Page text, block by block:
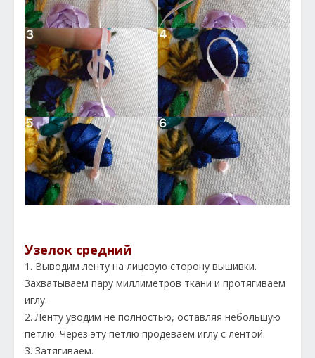
Узелок средний
1. Выводим ленту на лицевую сторону вышивки.
Захватываем пару миллиметров ткани и протягиваем
иглу.
2. Ленту уводим не полностью, оставляя небольшую
петлю. Через эту петлю продеваем иглу с лентой.
3. Затягиваем.